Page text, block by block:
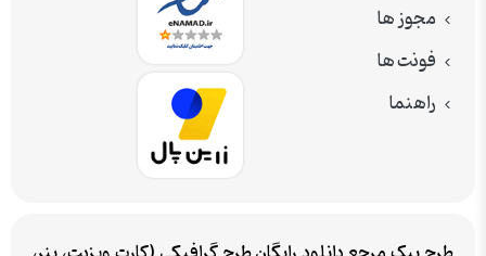
مجوز ها
فونت ها
راهنما